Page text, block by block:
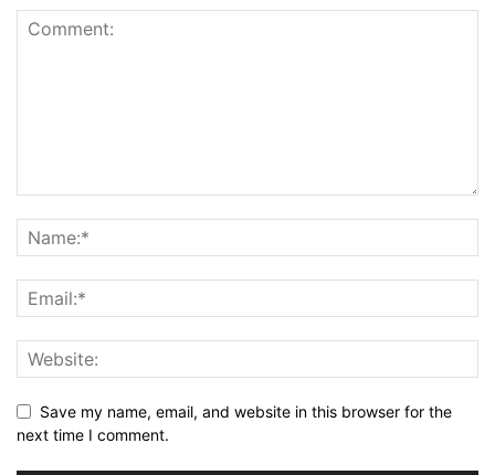
Save my name, email, and website in this browser for the
next time I comment.